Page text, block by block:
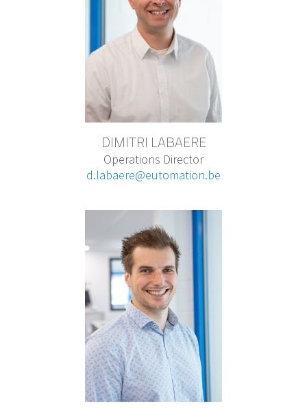
DIMITRI LABAERE
Operations Director
d.labaere@eutomation.be